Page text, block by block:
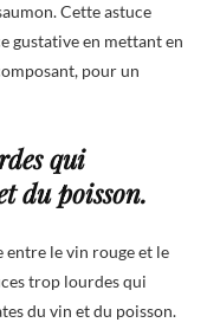
Cette astuce
gustative en mettant en
pour un
qui
du poisson.
entre le vin rouge et le
trop lourdes qui
du vin et du poisson.